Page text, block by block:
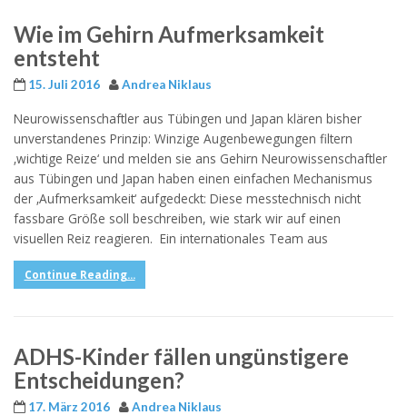
Wie im Gehirn Aufmerksamkeit
entsteht
15. Juli 2016 Andrea Niklaus
Neurowissenschaftler aus Tübingen und Japan klären bisher
unverstandenes Prinzip: Winzige Augenbewegungen filtern
‚wichtige Reize‘ und melden sie ans Gehirn Neurowissenschaftler
aus Tübingen und Japan haben einen einfachen Mechanismus
der ‚Aufmerksamkeit‘ aufgedeckt: Diese messtechnisch nicht
fassbare Größe soll beschreiben, wie stark wir auf einen
visuellen Reiz reagieren. Ein internationales Team aus
Continue Reading...
ADHS-Kinder fällen ungünstigere
Entscheidungen?
17. März 2016 Andrea Niklaus